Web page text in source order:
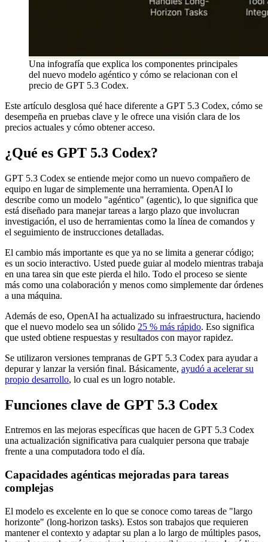
Una infografía que explica los componentes principales
del nuevo modelo agéntico y cómo se relacionan con el
precio de GPT 5.3 Codex.
Este artículo desglosa qué hace diferente a GPT 5.3 Codex, cómo se
desempeña en pruebas clave y le ofrece una visión clara de los
precios actuales y cómo obtener acceso.
¿Qué es GPT 5.3 Codex?
GPT 5.3 Codex se entiende mejor como un nuevo compañero de
equipo en lugar de simplemente una herramienta. OpenAI lo
describe como un modelo "agéntico" (agentic), lo que significa que
está diseñado para manejar tareas a largo plazo que involucran
investigación, el uso de herramientas como la línea de comandos y
el seguimiento de instrucciones detalladas.
El cambio más importante es que ya no se limita a generar código;
es un socio interactivo. Usted puede guiar al modelo mientras trabaja
en una tarea sin que este pierda el hilo. Todo el proceso se siente
más como una colaboración y menos como simplemente dar órdenes
a una máquina.
Además de eso, OpenAI ha actualizado su infraestructura, haciendo
que el nuevo modelo sea un sólido 25 % más rápido. Eso significa
que usted obtiene respuestas y resultados con mayor rapidez.
Se utilizaron versiones tempranas de GPT 5.3 Codex para ayudar a
depurar y lanzar la versión final. Básicamente, ayudó a acelerar su
propio desarrollo, lo cual es un logro notable.
Funciones clave de GPT 5.3 Codex
Entremos en las mejoras específicas que hacen de GPT 5.3 Codex
una actualización significativa para cualquier persona que trabaje
frente a una computadora todo el día.
Capacidades agénticas mejoradas para tareas
complejas
El modelo es excelente en lo que se conoce como tareas de "largo
horizonte" (long-horizon tasks). Estos son trabajos que requieren
mantener el contexto y adaptar su plan a lo largo de múltiples pasos,